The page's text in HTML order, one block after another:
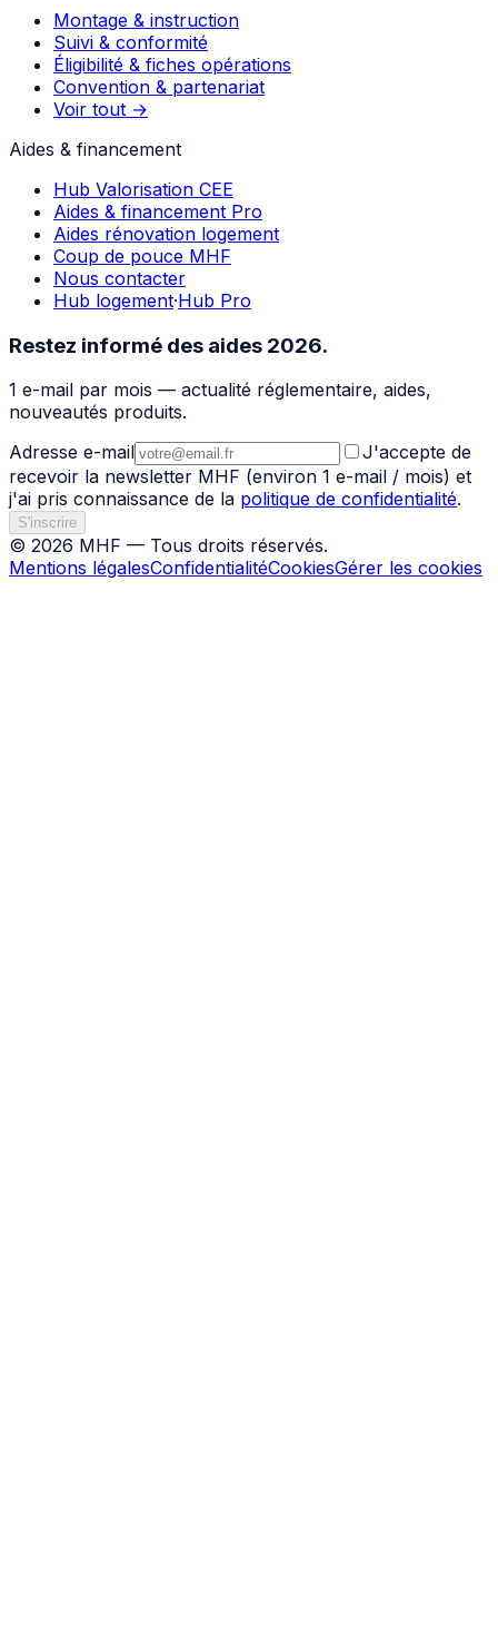
Montage & instruction
Suivi & conformité
Éligibilité & fiches opérations
Convention & partenariat
Voir tout →
Aides & financement
Hub Valorisation CEE
Aides & financement Pro
Aides rénovation logement
Coup de pouce MHF
Nous contacter
Hub logement·Hub Pro
Restez informé des aides 2026.
1 e-mail par mois — actualité réglementaire, aides,
nouveautés produits.
Adresse e-mail
J'accepte de
recevoir la newsletter MHF (environ 1 e-mail / mois) et
j'ai pris connaissance de la politique de confidentialité.
S'inscrire
© 2026 MHF — Tous droits réservés.
Mentions légalesConfidentialitéCookiesGérer les cookies